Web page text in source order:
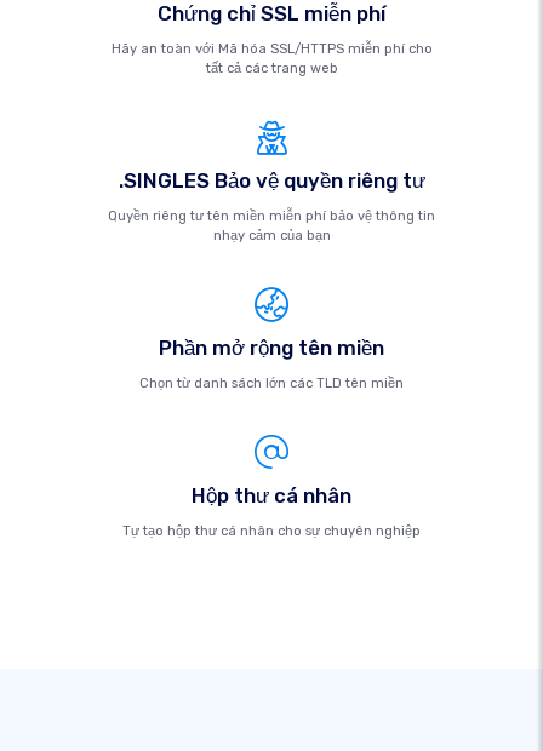
Chứng chỉ SSL miễn phí
Hãy an toàn với Mã hóa SSL/HTTPS miễn phí cho
tất cả các trang web
.SINGLES Bảo vệ quyền riêng tư
Quyền riêng tư tên miền miễn phí bảo vệ thông tin
nhạy cảm của bạn
Phần mở rộng tên miền
Chọn từ danh sách lớn các TLD tên miền
Hộp thư cá nhân
Tự tạo hộp thư cá nhân cho sự chuyên nghiệp